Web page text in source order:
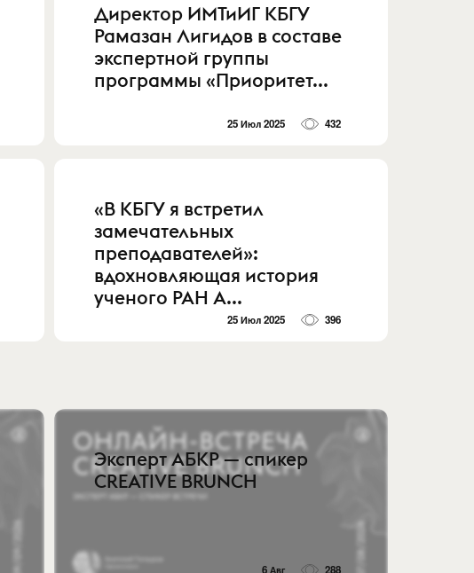
Директор ИМТиИГ КБГУ
Рамазан Лигидов в составе
экспертной группы
программы «Приоритет...
25 Июл 2025 432
«В КБГУ я встретил
замечательных
преподавателей»:
вдохновляющая история
ученого РАН А...
25 Июл 2025 396
Эксперт АБКР — спикер
CREATIVE BRUNCH
6 Авг 288